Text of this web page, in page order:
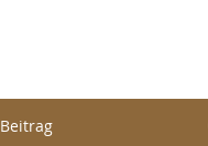
Beitrag